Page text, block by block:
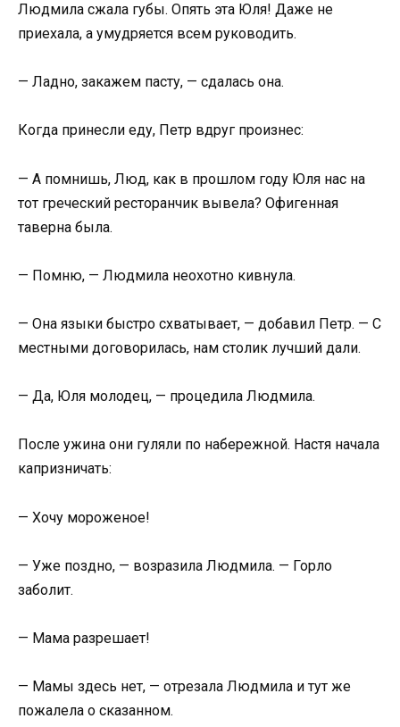
Людмила сжала губы. Опять эта Юля! Даже не
приехала, а умудряется всем руководить.
— Ладно, закажем пасту, — сдалась она.
Когда принесли еду, Петр вдруг произнес:
— А помнишь, Люд, как в прошлом году Юля нас на
тот греческий ресторанчик вывела? Офигенная
таверна была.
— Помню, — Людмила неохотно кивнула.
— Она языки быстро схватывает, — добавил Петр. — С
местными договорилась, нам столик лучший дали.
— Да, Юля молодец, — процедила Людмила.
После ужина они гуляли по набережной. Настя начала
капризничать:
— Хочу мороженое!
— Уже поздно, — возразила Людмила. — Горло
заболит.
— Мама разрешает!
— Мамы здесь нет, — отрезала Людмила и тут же
пожалела о сказанном.